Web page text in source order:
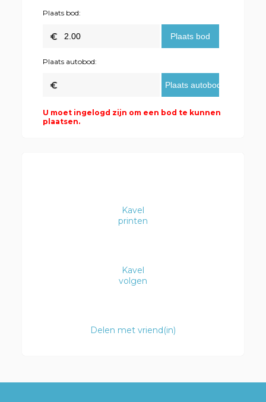
Plaats bod:
Plaats autobod:
U moet ingelogd zijn om een bod te kunnen
plaatsen.
Kavel
printen
Kavel
volgen
Delen met vriend(in)